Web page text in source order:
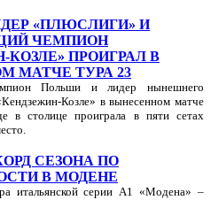
«ПЛЮСЛИГИ» И
ЧЕМПИОН
КОЗЛЕ» ПРОИГРАЛ В
МАТЧЕ ТУРА 23
Польши и лидер нынешнего
Козле» в вынесенном матче
в столице проиграла в пяти сетах
СЕЗОНА ПО
В МОДЕНЕ
итальянской серии А1 «Модена» –